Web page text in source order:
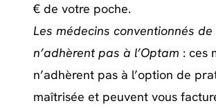
€ de votre poche.
Les médecins conventionnés
n’adhèrent pas à l’Optam : ces
n’adhèrent pas à l’option de
maîtrisée et peuvent vous